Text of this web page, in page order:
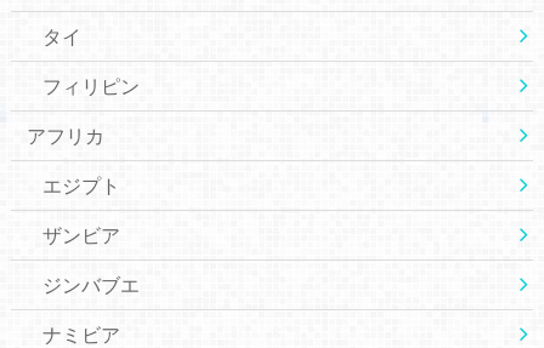
タイ
フィリピン
アフリカ
エジプト
ザンビア
ジンバブエ
ナミビア